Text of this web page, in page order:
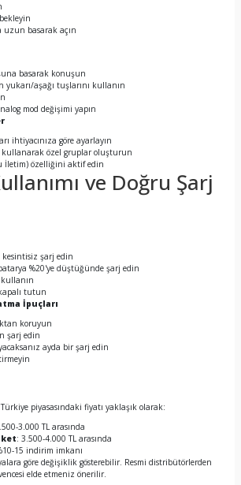
basarak açın
basarak konuşun
yukarı/aşağı tuşlarını kullanın
mod değişimi yapın
ihtiyacınıza göre ayarlayın
kullanarak özel gruplar oluşturun
İletim) özelliğini aktif edin
ve Doğru Şarj
şarj edin
%20'ye düştüğünde şarj edin
tutun
İpuçları
koruyun
şarj edin
ayda bir şarj edin
piyasasındaki fiyatı yaklaşık olarak:
3.000 TL arasında
: 3.500-4.000 TL arasında
15 indirim imkanı
göre değişiklik gösterebilir. Resmi distribütörlerden
elde etmeniz önerilir.